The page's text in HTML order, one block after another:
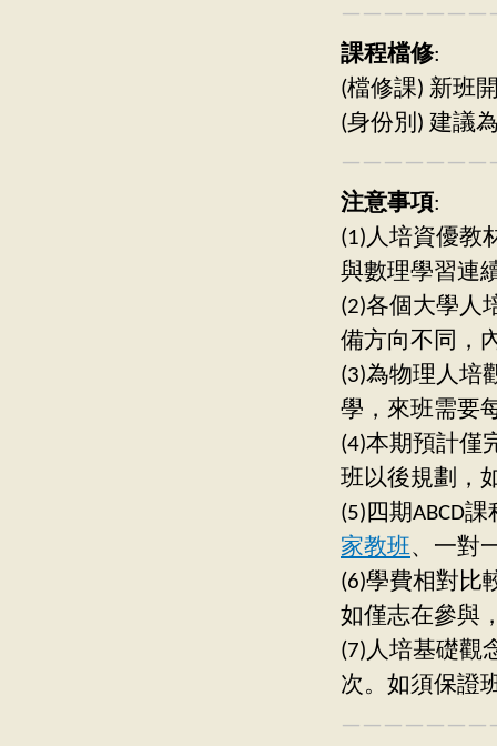
課程檔修:
(檔修課) 新班
(身份別) 建議
注意事項:
(1)人培資優教
與數理學習連
(2)各個大學人
備方向不同，
(3)為物理人培
學，來班需要
(4)本期預計僅
班以後規劃，
(5)四期ABCD
家教班、一對
(6)學費相對比
如僅志在參與
(7)人培基礎觀
次。如須保證